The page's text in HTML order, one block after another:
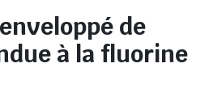
de
à la fluorine